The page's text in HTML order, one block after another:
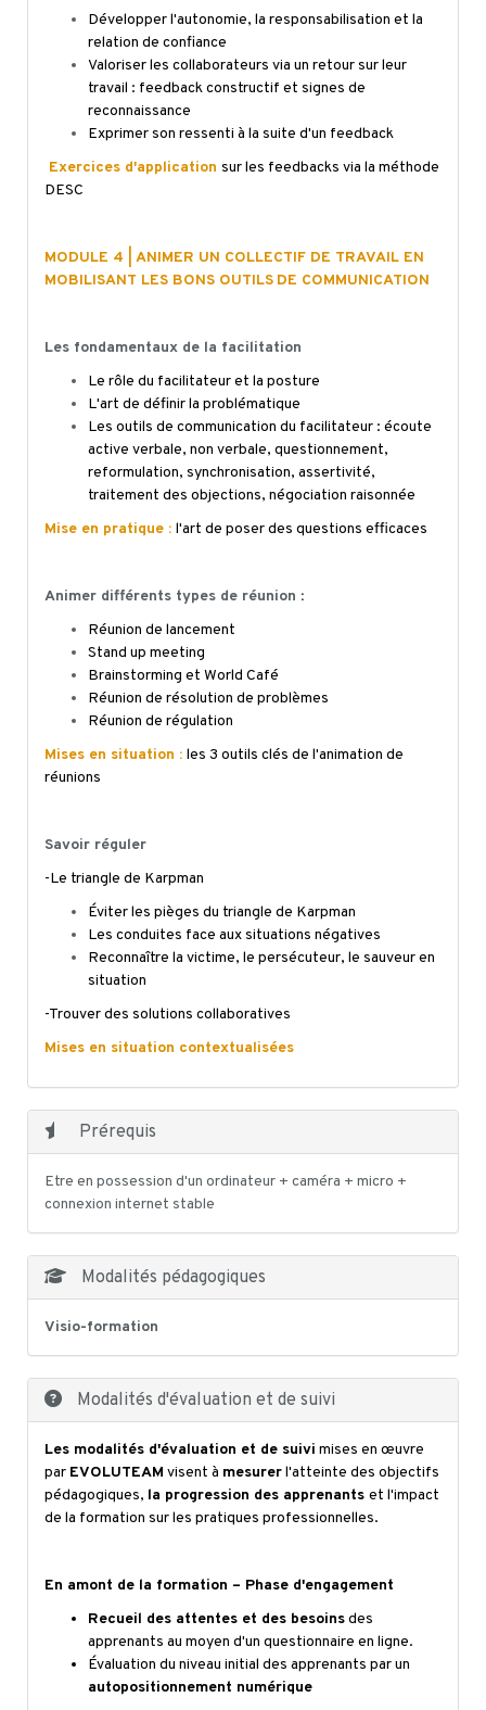
Développer l'autonomie, la responsabilisation et la
relation de confiance
Valoriser les collaborateurs via un retour sur leur
travail : feedback constructif et signes de
reconnaissance
Exprimer son ressenti à la suite d'un feedback
Exercices d'application sur les feedbacks via la méthode
DESC
MODULE 4 | ANIMER UN COLLECTIF DE TRAVAIL EN
MOBILISANT LES BONS OUTILS DE COMMUNICATION
Les fondamentaux de la facilitation
Le rôle du facilitateur et la posture
L'art de définir la problématique
Les outils de communication du facilitateur : écoute
active verbale, non verbale, questionnement,
reformulation, synchronisation, assertivité,
traitement des objections, négociation raisonnée
Mise en pratique : l'art de poser des questions efficaces
Animer différents types de réunion :
Réunion de lancement
Stand up meeting
Brainstorming et World Café
Réunion de résolution de problèmes
Réunion de régulation
Mises en situation : les 3 outils clés de l'animation de
réunions
Savoir réguler
-Le triangle de Karpman
Éviter les pièges du triangle de Karpman
Les conduites face aux situations négatives
Reconnaître la victime, le persécuteur, le sauveur en
situation
-Trouver des solutions collaboratives
Mises en situation contextualisées
Prérequis
Etre en possession d'un ordinateur + caméra + micro +
connexion internet stable
Modalités pédagogiques
Visio-formation
Modalités d'évaluation et de suivi
Les modalités d'évaluation et de suivi mises en œuvre
par EVOLUTEAM visent à mesurerl'atteinte des objectifs
pédagogiques, la progression des apprenants et l'impact
de la formation sur les pratiques professionnelles.
En amont de la formation – Phase d'engagement
Recueil des attentes et des besoinsdes
apprenants au moyen d'un questionnaire en ligne.
Évaluation du niveau initial des apprenants par un
autopositionnement numérique